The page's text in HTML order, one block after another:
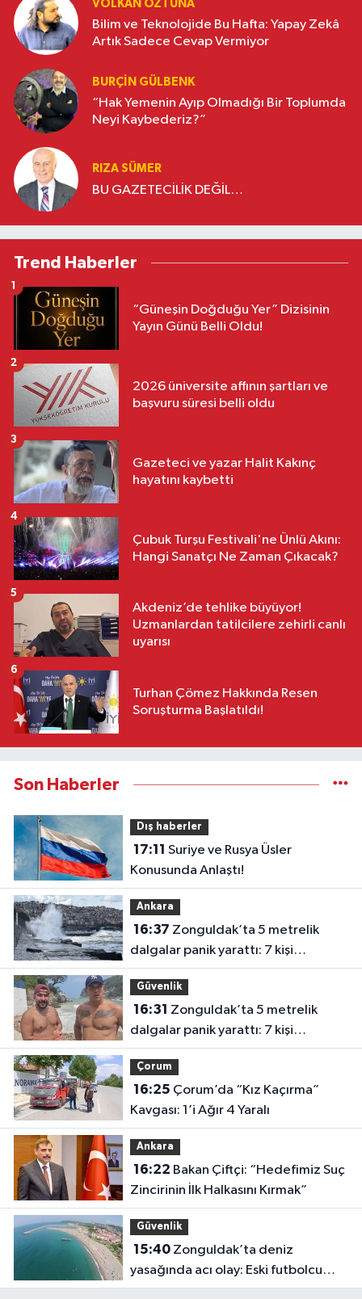
VOLKAN ÖZTUNA
Bilim ve Teknolojide Bu Hafta: Yapay Zekâ
Artık Sadece Cevap Vermiyor
BURÇIN GÜLBENK
“Hak Yemenin Ayıp Olmadığı Bir Toplumda
Neyi Kaybederiz?”
RIZA SÜMER
BU GAZETECİLİK DEĞİL…
Trend Haberler
“Güneşin Doğduğu Yer” Dizisinin
Yayın Günü Belli Oldu!
1
2026 üniversite affının şartları ve
başvuru süresi belli oldu
2
Gazeteci ve yazar Halit Kakınç
hayatını kaybetti
3
Çubuk Turşu Festivali'ne Ünlü Akını:
Hangi Sanatçı Ne Zaman Çıkacak?
4
Akdeniz’de tehlike büyüyor!
Uzmanlardan tatilcilere zehirli canlı
uyarısı
5
Turhan Çömez Hakkında Resen
Soruşturma Başlatıldı!
6
Son Haberler
Dış haberler
17:11
Konusunda Anlaştı!
Ankara
16:37
dalgalar panik yarattı: 7 kişi
kurtarıldı
Güvenlik
16:31
dalgalar panik yarattı: 7 kişi
kurtarıldı
Çorum
16:25
Kavgası: 1’i Ağır 4 Yaralı
Ankara
16:22
Zincirinin İlk Halkasını Kırmak”
Güvenlik
15:40Zonguldak’ta deniz
yasağında acı olay: Eski futbolcu
Hakan Ergin hayatını kaybetti